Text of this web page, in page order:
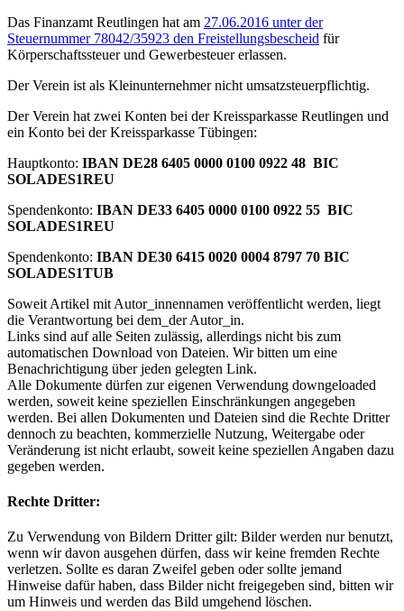
Das Finanzamt Reutlingen hat am 27.06.2016 unter der
Steuernummer 78042/35923 den Freistellungsbescheid für
Körperschaftssteuer und Gewerbesteuer erlassen.
Der Verein ist als Kleinunternehmer nicht umsatzsteuerpflichtig.
Der Verein hat zwei Konten bei der Kreissparkasse Reutlingen und
ein Konto bei der Kreissparkasse Tübingen:
Hauptkonto: IBAN DE28 6405 0000 0100 0922 48 BIC
SOLADES1REU
Spendenkonto: IBAN DE33 6405 0000 0100 0922 55 BIC
SOLADES1REU
Spendenkonto: IBAN DE30 6415 0020 0004 8797 70 BIC
SOLADES1TUB
Soweit Artikel mit Autor_innennamen veröffentlicht werden, liegt
die Verantwortung bei dem_der Autor_in.
Links sind auf alle Seiten zulässig, allerdings nicht bis zum
automatischen Download von Dateien. Wir bitten um eine
Benachrichtigung über jeden gelegten Link.
Alle Dokumente dürfen zur eigenen Verwendung downgeloaded
werden, soweit keine speziellen Einschränkungen angegeben
werden. Bei allen Dokumenten und Dateien sind die Rechte Dritter
dennoch zu beachten, kommerzielle Nutzung, Weitergabe oder
Veränderung ist nicht erlaubt, soweit keine speziellen Angaben dazu
gegeben werden.
Rechte Dritter:
Zu Verwendung von Bildern Dritter gilt: Bilder werden nur benutzt,
wenn wir davon ausgehen dürfen, dass wir keine fremden Rechte
verletzen. Sollte es daran Zweifel geben oder sollte jemand
Hinweise dafür haben, dass Bilder nicht freigegeben sind, bitten wir
um Hinweis und werden das Bild umgehend löschen.